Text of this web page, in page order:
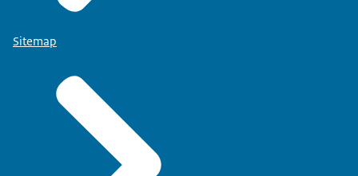
Sitemap